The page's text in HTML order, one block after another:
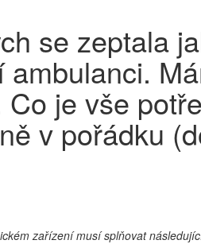
se zeptala
je vše
v pořádku
zařízení musí splňovat